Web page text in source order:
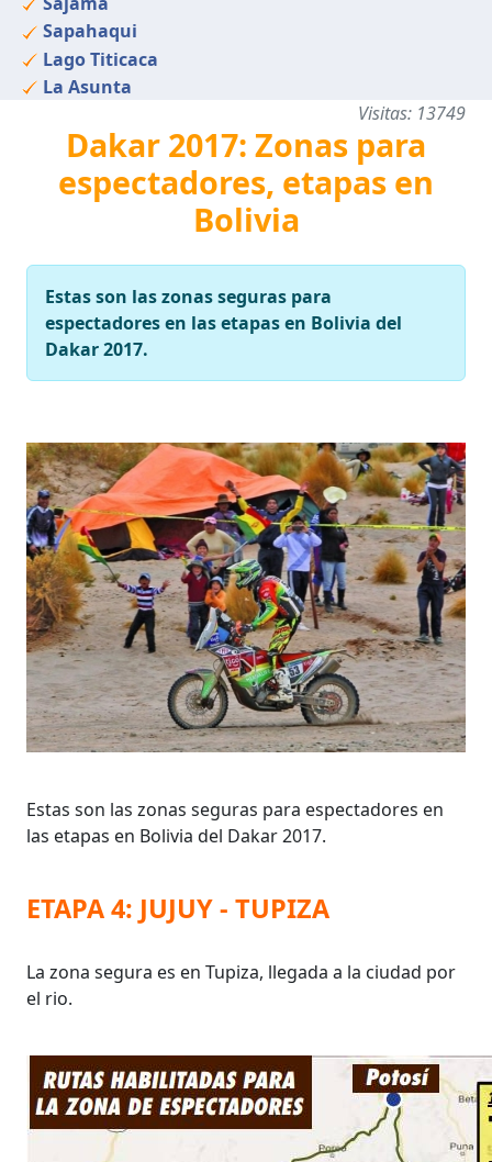
Sapahaqui
Lago Titicaca
La Asunta
Visitas: 13749
Dakar 2017: Zonas para
espectadores, etapas en
Bolivia
Estas son las zonas seguras para
espectadores en las etapas en Bolivia del
Dakar 2017.
Estas son las zonas seguras para espectadores en
las etapas en Bolivia del Dakar 2017.
ETAPA 4: JUJUY - TUPIZA
La zona segura es en Tupiza, llegada a la ciudad por
el rio.